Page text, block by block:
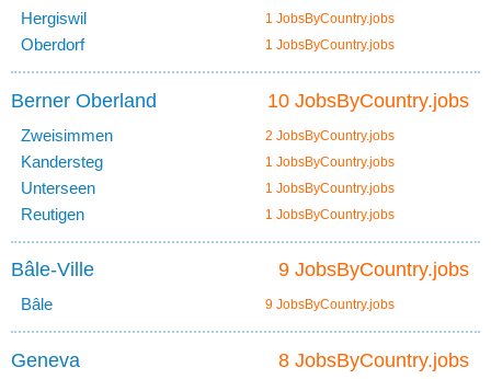
Hergiswil
1 JobsByCountry.jobs
Oberdorf 1 JobsByCountry.jobs
10 JobsByCountry.jobs
Berner Oberland
Zweisimmen 2 JobsByCountry.jobs
Kandersteg 1 JobsByCountry.jobs
Unterseen 1 JobsByCountry.jobs
Reutigen 1 JobsByCountry.jobs
9 JobsByCountry.jobs
Bâle-Ville
Bâle 9 JobsByCountry.jobs
8 JobsByCountry.jobs
Geneva